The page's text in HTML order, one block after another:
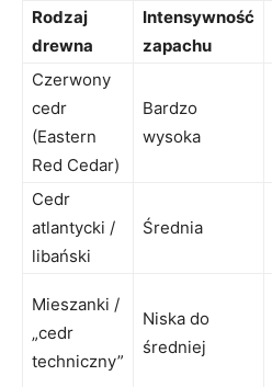
Rodzaj
drewna
Intensywność
zapachu
Czerwony
cedr
(Eastern
Red Cedar)
Bardzo
wysoka
Cedr
atlantycki /
libański
Średnia
Mieszanki /
„cedr
techniczny”
Niska do
średniej